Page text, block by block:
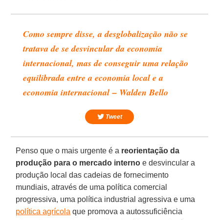
Como sempre disse, a desglobalização não se
tratava de se desvincular da economia
internacional, mas de conseguir uma relação
equilibrada entre a economia local e a
economia internacional – Walden Bello
Tweet
Penso que o mais urgente é a reorientação da
produção para o mercado interno e desvincular a
produção local das cadeias de fornecimento
mundiais, através de uma política comercial
progressiva, uma política industrial agressiva e uma
política agrícola que promova a autossuficiência